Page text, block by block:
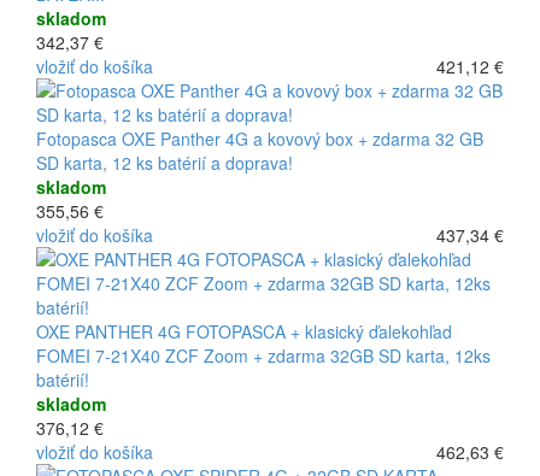
skladom
342,37 €
421,12 €
vložiť do košíka
Fotopasca OXE Panther 4G a kovový box + zdarma 32 GB
SD karta, 12 ks batérií a doprava!
skladom
355,56 €
437,34 €
vložiť do košíka
OXE PANTHER 4G FOTOPASCA + klasický ďalekohľad
FOMEI 7-21X40 ZCF Zoom + zdarma 32GB SD karta, 12ks
batérií!
skladom
376,12 €
462,63 €
vložiť do košíka